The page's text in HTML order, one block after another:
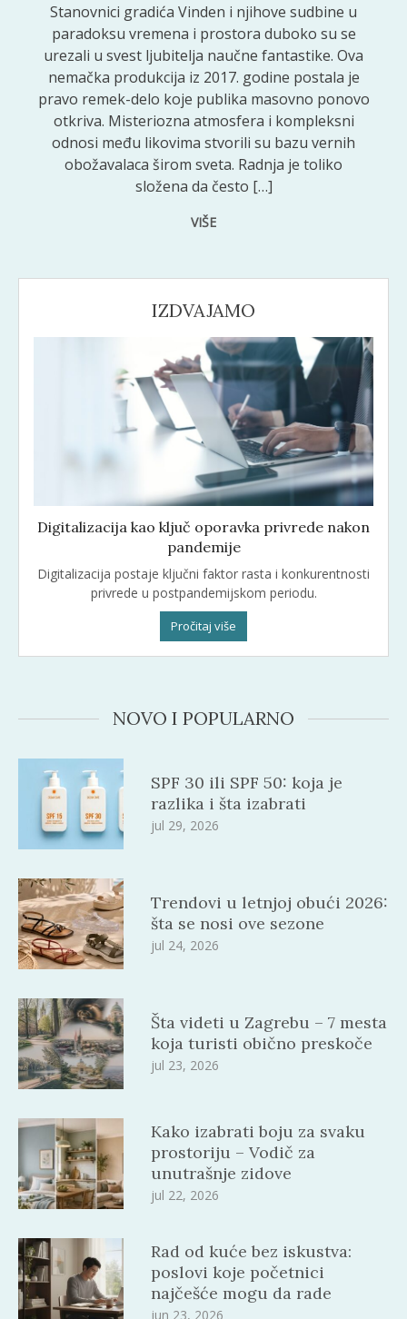
Stanovnici gradića Vinden i njihove sudbine u
paradoksu vremena i prostora duboko su se
urezali u svest ljubitelja naučne fantastike. Ova
nemačka produkcija iz 2017. godine postala je
pravo remek-delo koje publika masovno ponovo
otkriva. Misteriozna atmosfera i kompleksni
odnosi među likovima stvorili su bazu vernih
obožavalaca širom sveta. Radnja je toliko
složena da često […]
VIŠE
IZDVAJAMO
Digitalizacija kao ključ oporavka privrede nakon
pandemije
Digitalizacija postaje ključni faktor rasta i konkurentnosti
privrede u postpandemijskom periodu.
Pročitaj više
NOVO I POPULARNO
SPF 30 ili SPF 50: koja je
razlika i šta izabrati
jul 29, 2026
Trendovi u letnjoj obući 2026:
šta se nosi ove sezone
jul 24, 2026
Šta videti u Zagrebu – 7 mesta
koja turisti obično preskoče
jul 23, 2026
Kako izabrati boju za svaku
prostoriju – Vodič za
unutrašnje zidove
jul 22, 2026
Rad od kuće bez iskustva:
poslovi koje početnici
najčešće mogu da rade
jun 23, 2026